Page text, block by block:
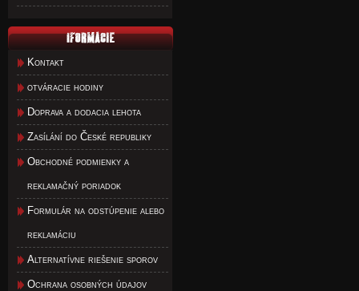
Kontakt
otváracie hodiny
Doprava a dodacia lehota
Zasílání do České republiky
Obchodné podmienky a
reklamačný poriadok
Formulár na odstúpenie alebo
reklamáciu
Alternatívne riešenie sporov
Ochrana osobných údajov